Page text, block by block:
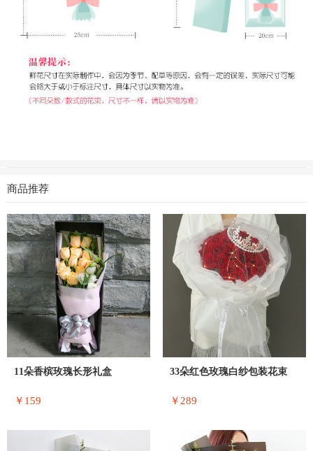
商品推荐
11朵香槟玫瑰长形礼盒
￥159
33朵红色玫瑰白纱包装花束
￥289